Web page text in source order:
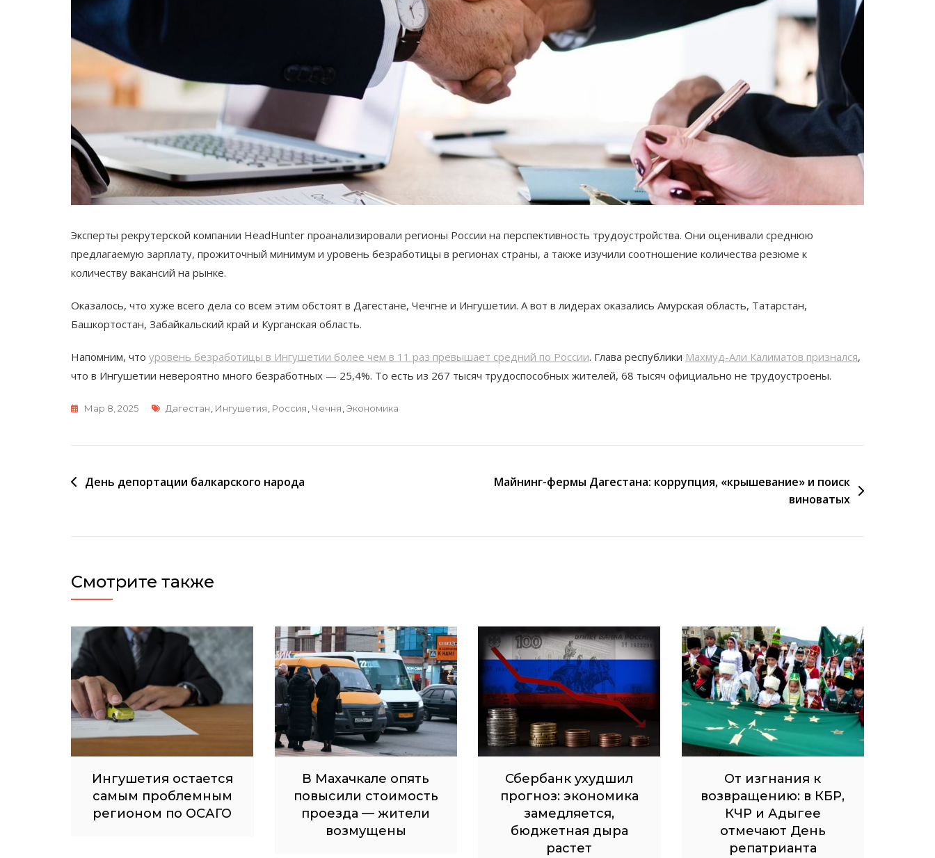
Эксперты рекрутерской компании HeadHunter проанализировали регионы России на перспективность трудоустройства. Они оценивали среднюю
предлагаемую зарплату, прожиточный минимум и уровень безработицы в регионах страны, а также изучили соотношение количества резюме к
количеству вакансий на рынке.
Оказалось, что хуже всего дела со всем этим обстоят в Дагестане, Чечгне и Ингушетии. А вот в лидерах оказались Амурская область, Татарстан,
Башкортостан, Забайкальский край и Курганская область.
Напомним, что уровень безработицы в Ингушетии более чем в 11 раз превышает средний по России. Глава республики Махмуд-Али Калиматов признался,
что в Ингушетии невероятно много безработных — 25,4%. То есть из 267 тысяч трудоспособных жителей, 68 тысяч официально не трудоустроены.
Мар 8, 2025 Метки
Дагестан Ингушетия Россия Чечня Экономика
Навигация
День депортации балкарского народа
Майнинг-фермы Дагестана: коррупция, «крышевание» и поиск
виноватых
Смотрите также
Ингушетия остается
самым проблемным
регионом по ОСАГО
В Махачкале опять
повысили стоимость
проезда — жители
возмущены
Сбербанк ухудшил
прогноз: экономика
замедляется,
бюджетная дыра
растет
От изгнания к
возвращению: в КБР,
КЧР и Адыгее
отмечают День
репатрианта